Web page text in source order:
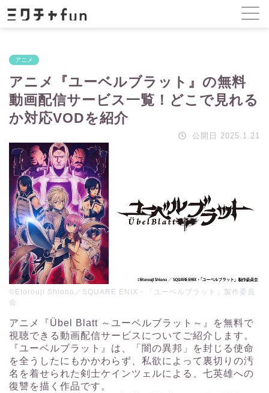
アニメ
アニメ『ユーベルブラット』の無料
動画配信サービス一覧！どこで見れる
か対応VODを紹介
公開日 2025.1.21
©Etorouji Shiono／SQUARE ENIX・「ユーベルブラット」製作委員
会
アニメ『Übel Blatt ～ユーベルブラット～』を無料で
視聴できる動画配信サービスについてご紹介します。
『ユーベルブラット』は、「闇の異邦」を封じる使命
を全うしたにもかかわらず、私欲によって裏切りの汚
名を着せられた剣士ケインツェルによる、七英雄への
復讐を描く作品です。